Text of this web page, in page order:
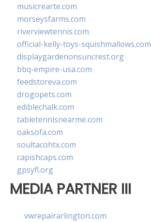
musicrearte.com
morseysfarms.com
riverviewtennis.com
official-kelly-toys-squishmallows.com
displaygardenonsuncrest.org
bbq-empire-usa.com
feedstoreva.com
drogopets.com
ediblechalk.com
tabletennisnearme.com
oaksofa.com
soultacohtx.com
capishcaps.com
gpsyfl.org
MEDIA PARTNER III
vwrepairarlington.com